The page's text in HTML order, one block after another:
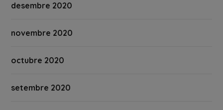
desembre 2020
novembre 2020
octubre 2020
setembre 2020